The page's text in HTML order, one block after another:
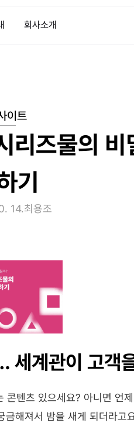
회사소개
이트
리즈물의 비
기
14.최용조
세계관이 고객
텐츠 있으세요? 아니면 언
해져서 밤을 새게 되더라고